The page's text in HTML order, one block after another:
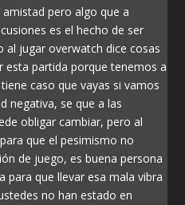
pero algo que a
es el hecho de ser
al jugar overwatch dice cosas
esta partida porque tenemos a
caso que vayas si vamos
negativa, se que a las
obligar cambiar, pero al
que el pesimismo no
de juego, es buena persona
para que llevar esa mala vibra
no han estado en